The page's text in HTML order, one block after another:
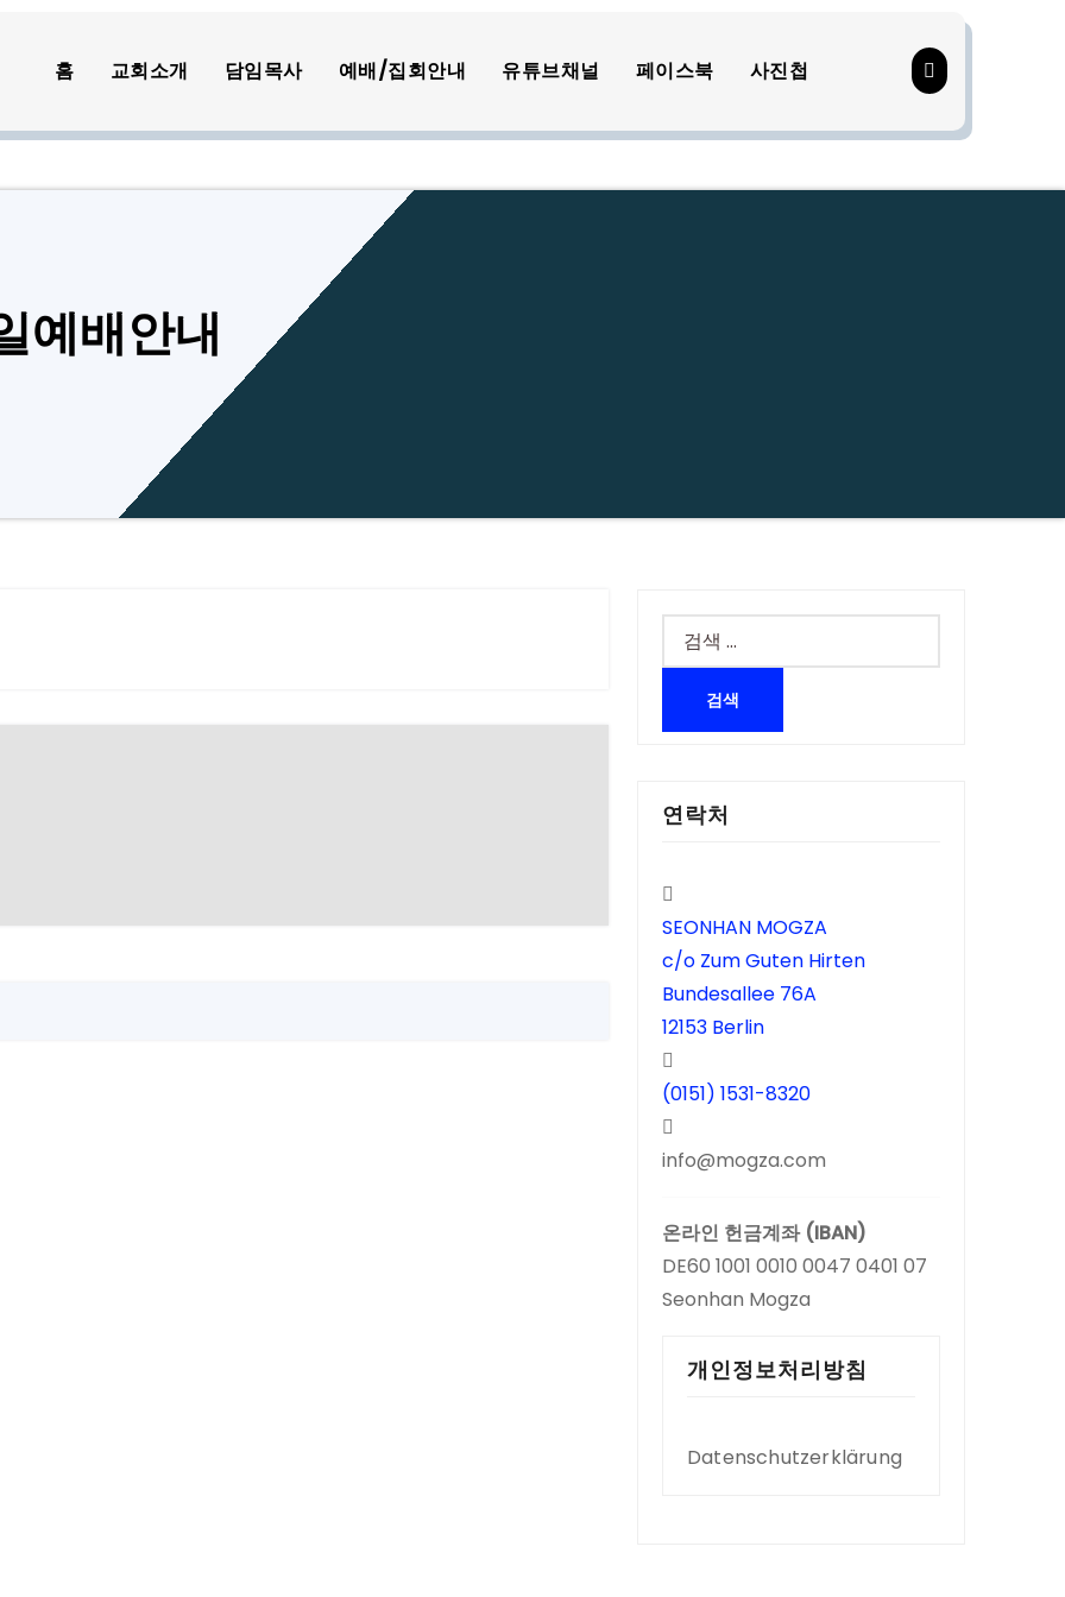
홈 교회소개 담임목사 예배/집회안내 유튜브채널 페이스북 사진첩
예배안내
색:
연락처
SEONHAN MOGZA
c/o Zum Guten Hirten
Bundesallee 76A
12153 Berlin
(0151) 1531-8320
info@mogza.com
온라인 헌금계좌 (IBAN)
DE60 1001 0010 0047 0401 07
Seonhan Mogza
개인정보처리방침
Datenschutzerklärung